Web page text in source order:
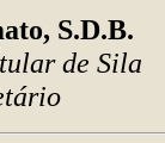
S.D.B.
de Sila